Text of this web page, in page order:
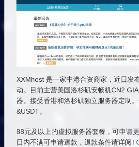
XXMhost 是一家中港合资商家，近日发
动。目前主营美国洛杉矶安畅机CN2
器。接受香港和洛杉矶独立服务器定制
&USDT。
88元及以上的虚拟服务器套餐，可申请
日内不满可申请退款，退款条件请详阅